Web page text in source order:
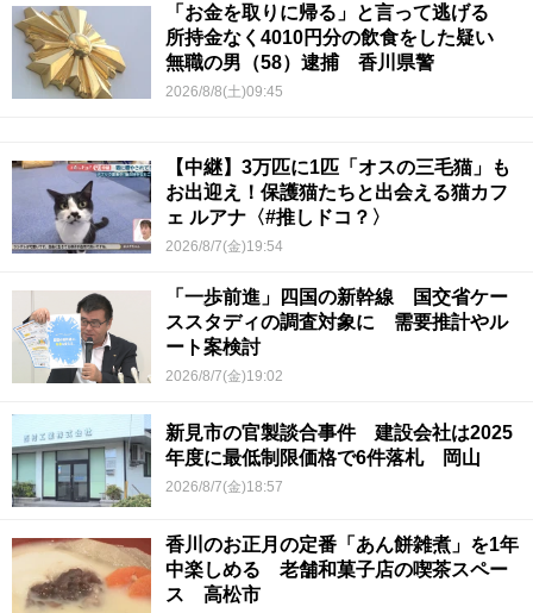
「お金を取りに帰る」と言って逃げる
所持金なく4010円分の飲食をした疑い
無職の男（58）逮捕 香川県警
2026/8/8(土)09:45
【中継】3万匹に1匹「オスの三毛猫」も
お出迎え！保護猫たちと出会える猫カフ
ェ ルアナ〈#推しドコ？〉
2026/8/7(金)19:54
「一歩前進」四国の新幹線 国交省ケー
ススタディの調査対象に 需要推計やル
ート案検討
2026/8/7(金)19:02
新見市の官製談合事件 建設会社は2025
年度に最低制限価格で6件落札 岡山
2026/8/7(金)18:57
香川のお正月の定番「あん餅雑煮」を1年
中楽しめる 老舗和菓子店の喫茶スペー
ス 高松市